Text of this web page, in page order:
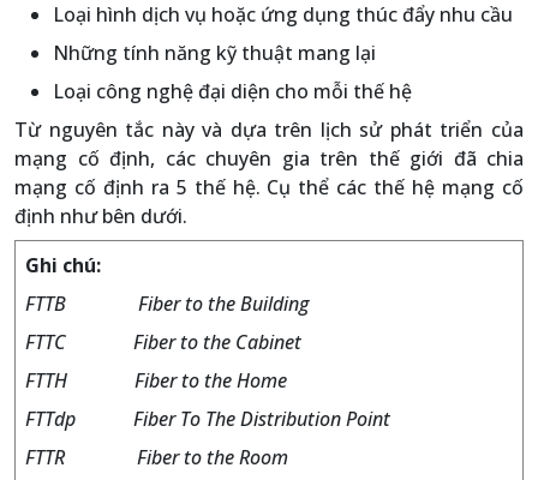
Loại hình dịch vụ hoặc ứng dụng thúc đẩy nhu cầu
Những tính năng kỹ thuật mang lại
Loại công nghệ đại diện cho mỗi thế hệ
Từ nguyên tắc này và dựa trên lịch sử phát triển của
mạng cố định, các chuyên gia trên thế giới đã chia
mạng cố định ra 5 thế hệ. Cụ thể các thế hệ mạng cố
định như bên dưới.
Ghi chú:
FTTB Fiber to the Building
FTTC Fiber to the Cabinet
FTTH Fiber to the Home
FTTdp Fiber To The Distribution Point
FTTR Fiber to the Room